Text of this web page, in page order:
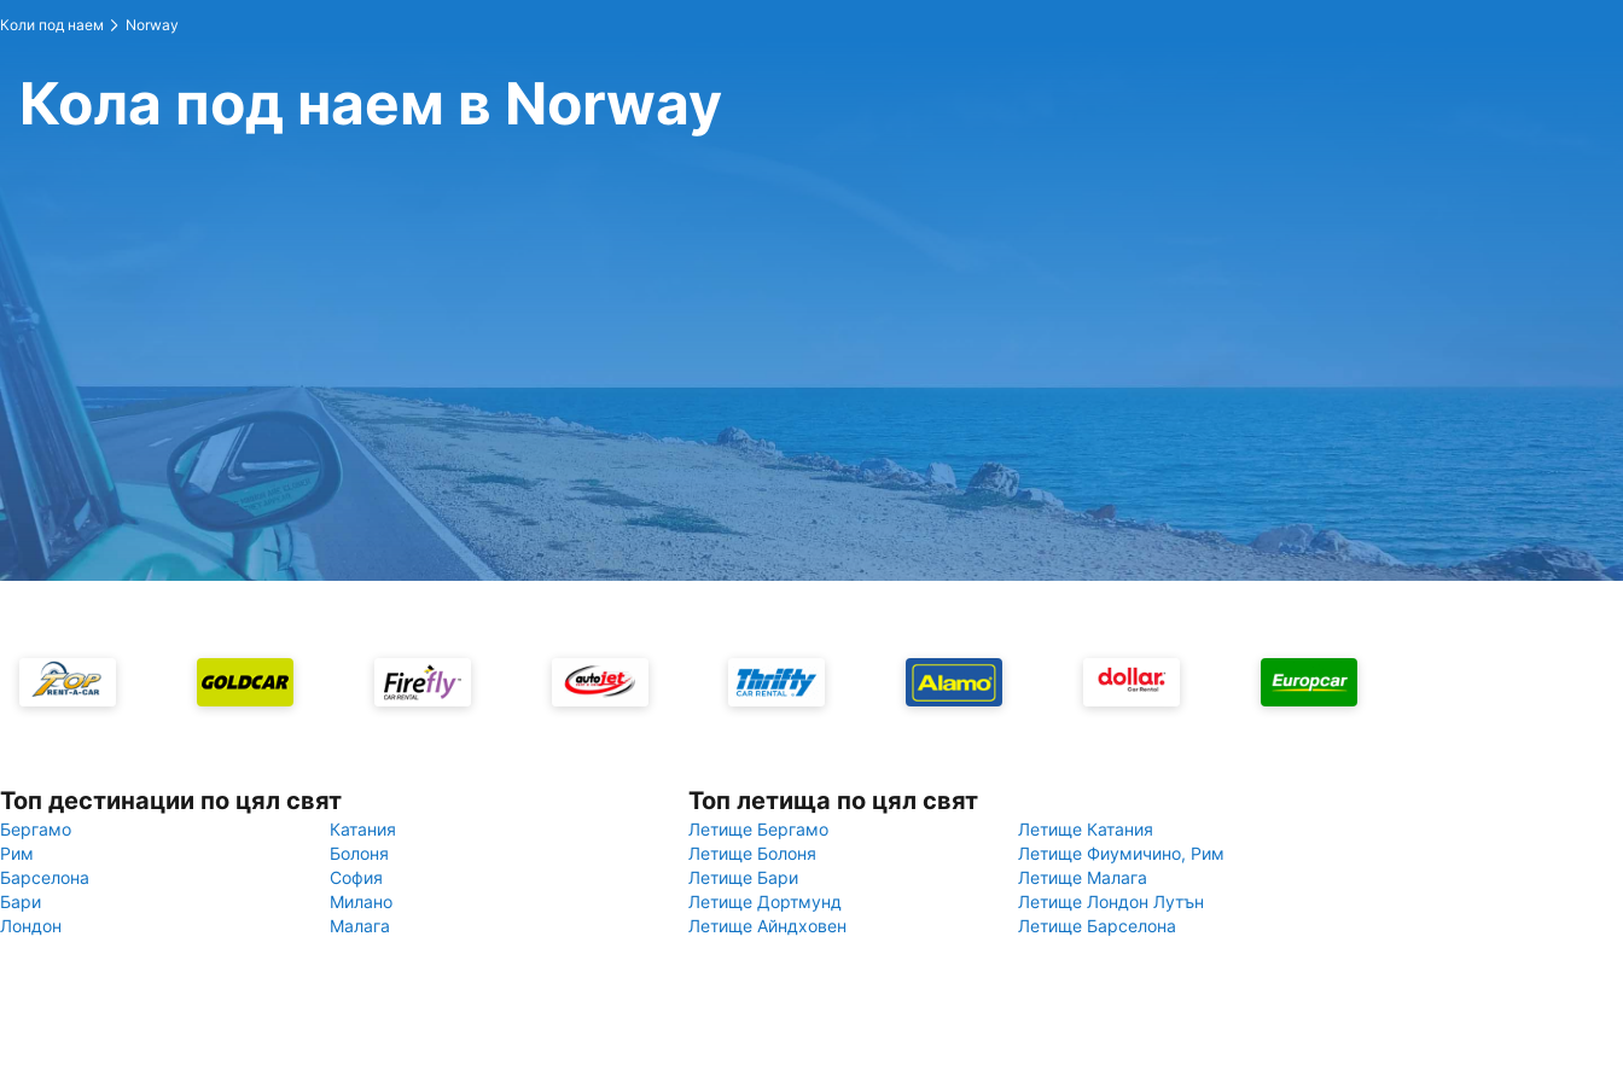
Коли под наем Norway
Кола под наем в Norway
Топ дестинации по цял свят
Бергамо
Катания
Рим
Болоня
Барселона
София
Бари
Милано
Лондон
Малага
Топ летища по цял свят
Летище Бергамо
Летище Катания
Летище Болоня
Летище Фиумичино, Рим
Летище Бари
Летище Малага
Летище Дортмунд
Летище Лондон Лутън
Летище Айндховен
Летище Барселона